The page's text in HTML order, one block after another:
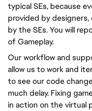
typical SEs, because
provided by
by the SEs. You will
of Gameplay.
Our workflow and
allow us to work and
to see our code
much delay. Fixing
in action on the virtual